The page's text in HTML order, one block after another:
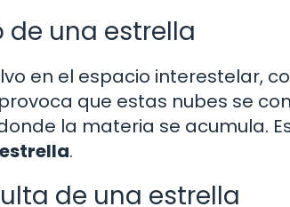
de una estrella
en el espacio interestelar,
que estas nubes se
la materia se acumula.
.
de una estrella